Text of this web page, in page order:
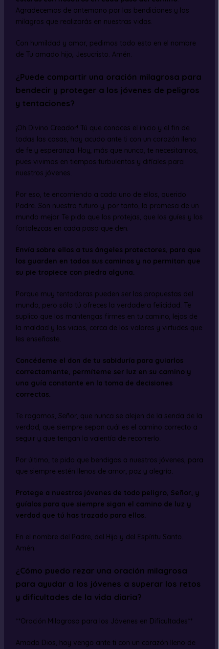
Agradecemos de antemano por las bendiciones y los
milagros que realizarás en nuestras vidas.
Con humildad y amor, pedimos todo esto en el nombre
de Tu amado hijo, Jesucristo. Amén.
¿Puede compartir una oración milagrosa para
bendecir y proteger a los jóvenes de peligros
y tentaciones?
¡Oh Divino Creador! Tú que conoces el inicio y el fin de
todas las cosas, hoy acudo ante ti con un corazón lleno
de fe y esperanza. Hoy, más que nunca, te necesitamos,
pues vivimos en tiempos turbulentos y difíciles para
nuestros jóvenes.
Por eso, te encomiendo a cada uno de ellos, querido
Padre. Son nuestro futuro y, por tanto, la promesa de un
mundo mejor. Te pido que los protejas, que los guíes y los
fortalezcas en cada paso que den.
Envía sobre ellos a tus ángeles protectores, para que
los guarden en todos sus caminos y no permitan que
su pie tropiece con piedra alguna.
Porque muy tentadoras pueden ser las propuestas del
mundo, pero sólo tú ofreces la verdadera felicidad. Te
suplico que los mantengas firmes en tu camino, lejos de
la maldad y los vicios, cerca de los valores y virtudes que
les enseñaste.
Concédeme el don de tu sabiduría para guiarlos
correctamente, permíteme ser luz en su camino y
una guía constante en la toma de decisiones
correctas.
Te rogamos, Señor, que nunca se alejen de la senda de la
verdad, que siempre sepan cuál es el camino correcto a
seguir y que tengan la valentía de recorrerlo.
Por último, te pido que bendigas a nuestros jóvenes, para
que siempre estén llenos de amor, paz y alegría.
Protege a nuestros jóvenes de todo peligro, Señor, y
guíalos para que siempre sigan el camino de luz y
verdad que tú has trazado para ellos.
En el nombre del Padre, del Hijo y del Espíritu Santo.
Amén.
¿Cómo puedo rezar una oración milagrosa
para ayudar a los jóvenes a superar los retos
y dificultades de la vida diaria?
**Oración Milagrosa para los Jóvenes en Dificultades**
Amado Dios, hoy vengo ante ti con un corazón lleno de